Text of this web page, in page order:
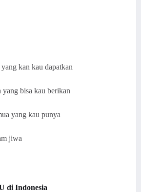
kan kau dapatkan
yang bisa kau berikan
yang kau punya
jiwa
di Indonesia